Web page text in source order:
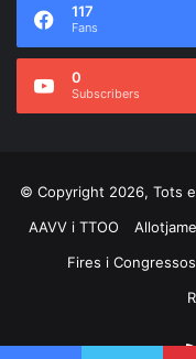
117
Fans
0
Subscribers
© Copyright 2026, Tots
AAVV i TTOO
Fires i Congressos